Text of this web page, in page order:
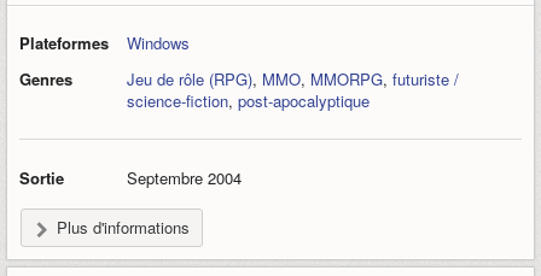
Plateformes
Windows
Genres
Jeu de rôle (RPG), MMO, MMORPG, futuriste /
science-fiction, post-apocalyptique
Sortie Septembre 2004
Plus d'informations